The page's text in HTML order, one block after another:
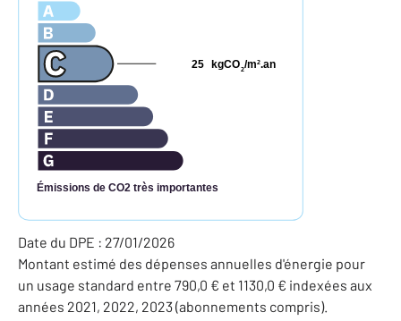
Émissions de CO2 très importantes
kgCO2/m2.an
25
Date du DPE : 27/01/2026
Montant estimé des dépenses annuelles d'énergie pour
un usage standard entre 790,0 € et 1130,0 € indexées aux
années 2021, 2022, 2023 (abonnements compris).